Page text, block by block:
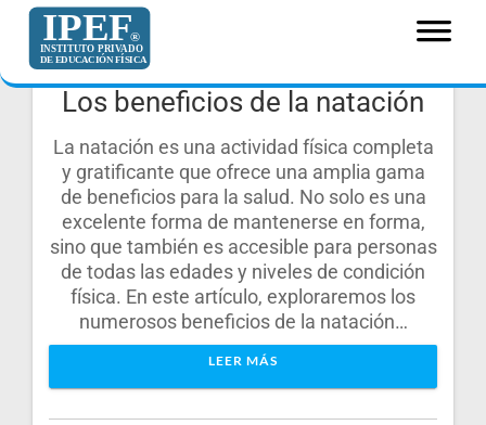
Los beneficios de la natación
La natación es una actividad física completa
y gratificante que ofrece una amplia gama
de beneficios para la salud. No solo es una
excelente forma de mantenerse en forma,
sino que también es accesible para personas
de todas las edades y niveles de condición
física. En este artículo, exploraremos los
numerosos beneficios de la natación…
LEER MÁS